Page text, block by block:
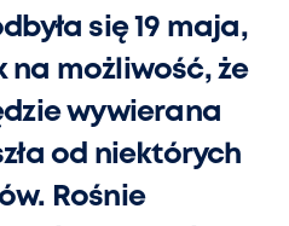
się 19 maja,
na możliwość, że
wywierana
od niektórych
Rośnie